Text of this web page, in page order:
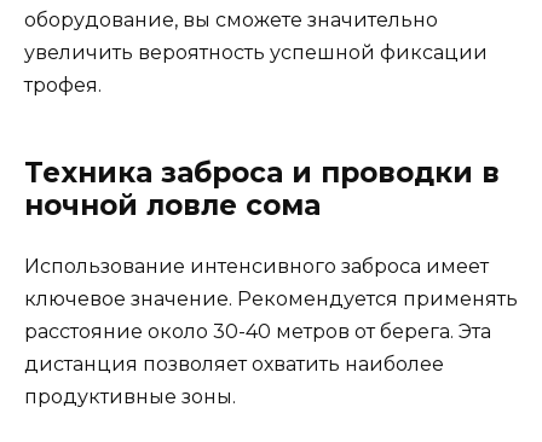
оборудование, вы сможете значительно
увеличить вероятность успешной фиксации
трофея.
Техника заброса и проводки в
ночной ловле сома
Использование интенсивного заброса имеет
ключевое значение. Рекомендуется применять
расстояние около 30-40 метров от берега. Эта
дистанция позволяет охватить наиболее
продуктивные зоны.